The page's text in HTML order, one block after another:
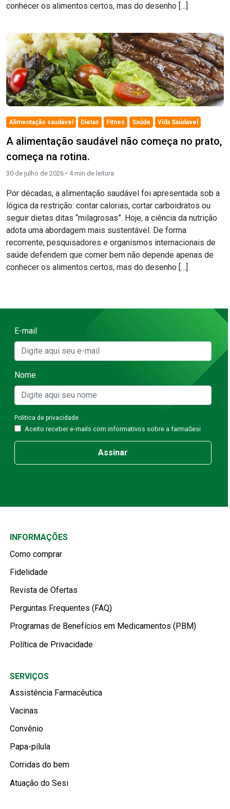
conhecer os alimentos certos, mas do desenho […]
Alimentação saudável Dietas Fitnes Saúde Vida Saúdavel
A alimentação saudável não começa no prato,
começa na rotina.
30 de julho de 2026 • 4 min de leitura
Por décadas, a alimentação saudável foi apresentada sob a
lógica da restrição: contar calorias, cortar carboidratos ou
seguir dietas ditas “milagrosas”. Hoje, a ciência da nutrição
adota uma abordagem mais sustentável. De forma
recorrente, pesquisadores e organismos internacionais de
saúde defendem que comer bem não depende apenas de
conhecer os alimentos certos, mas do desenho […]
E-mail
Nome
Politica de privacidade
Aceito receber e-mails com informativos sobre a farmaSesi
Assinar
INFORMAÇÕES
Como comprar
Fidelidade
Revista de Ofertas
Perguntas Frequentes (FAQ)
Programas de Benefícios em Medicamentos (PBM)
Política de Privacidade
SERVIÇOS
Assistência Farmacêutica
Vacinas
Convênio
Papa-pílula
Corridas do bem
Atuação do Sesi